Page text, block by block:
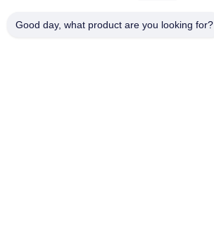
Good day, what product are you looking for?